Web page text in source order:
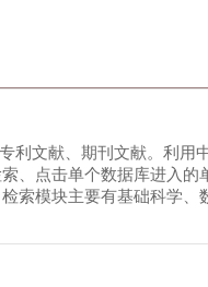
利文献、期刊文献。利用
、点击单个数据库进入
索模块主要有基础科学